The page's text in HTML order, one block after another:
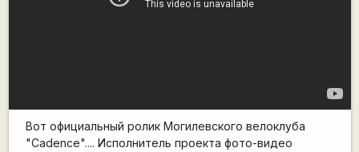
Вот официальный ролик Могилевского велоклуба
"Cadence".... Исполнитель проекта фото-видео